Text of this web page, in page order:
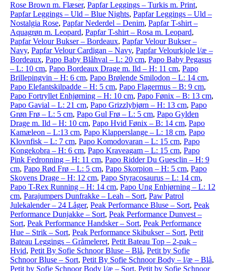
Rose Brown m. Flæser, Papfar Leggings – Turkis m. Print,
Papfar Leggings – Uld – Blue Nights, Papfar Leggings – Uld –
Nostalgia Rose, Papfar Nederdel – Denim, Papfar T-shirt –
Aquagrøn m. Leopard, Papfar T-shirt – Rosa m. Leopard,
Papfar Velour Bukser – Bordeaux, Papfar Velour Bukser –
Navy, Papfar Velour Cardigan – Navy, Papfar Velourkjole l/æ –
Bordeaux, Papo Baby Blåhval – L: 20 cm, Papo Baby Pegasus
– L: 10 cm, Papo Bordeaux Drage m. Ild – H: 11 cm, Papo
Brillepingvin – H: 6 cm, Papo Brølende Smilodon – L: 14 cm,
Papo Elefantskilpadde – H: 5 cm, Papo Flagermus – B: 9 cm,
Papo Fortryllet Enhjørning – H: 10 cm, Papo Fønix – B: 13 cm,
Papo Gavial – L: 21 cm, Papo Grizzlybjørn – H: 13 cm, Papo
Grøn Frø – L: 5 cm, Papo Gul Frø – L: 5 cm, Papo Gylden
Drage m. Ild – H: 10 cm, Papo Hvid Fønix – B: 14 cm, Papo
Kamæleon – L:13 cm, Papo Klapperslange – L: 18 cm, Papo
Klovnfisk – L: 7 cm, Papo Komodovaran – L: 15 cm, Papo
Kongekobra – H: 6 cm, Papo Kraveagam – L: 15 cm, Papo
Pink Fedronning – H: 11 cm, Papo Ridder Du Guesclin – H: 9
cm, Papo Rød Frø – L: 5 cm, Papo Skorpion – H: 5 cm, Papo
Skovens Drage – H: 12 cm, Papo Styracosaurus – L: 14 cm,
Papo T-Rex Running – H: 14 cm, Papo Ung Enhjørning – L: 12
cm, Parajumpers Dunfrakke – Leah – Sort, Paw Patrol
Julekalender – 24 Låger, Peak Performance Bluse – Sort, Peak
Performance Dunjakke – Sort, Peak Performance Dunvest –
Sort, Peak Performance Handsker – Sort, Peak Performance
Hue – Strik – Sort, Peak Performance Skibukser – Sort, Petit
Bateau Leggings – Gråmeleret, Petit Bateau Top – 2-pak –
Hvid, Petit By Sofie Schnoor Bluse – Blå, Petit by Sofie
Schnoor Bluse – Sort, Petit By Sofie Schnoor Body – l/æ – Blå,
Petit by Sofie Schnoor Body l/æ – Sort, Petit by Sofie Schnoor